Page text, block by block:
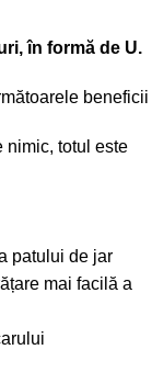
în formă de U.
beneficii
nimic, totul este
patului de jar
mai facilă a